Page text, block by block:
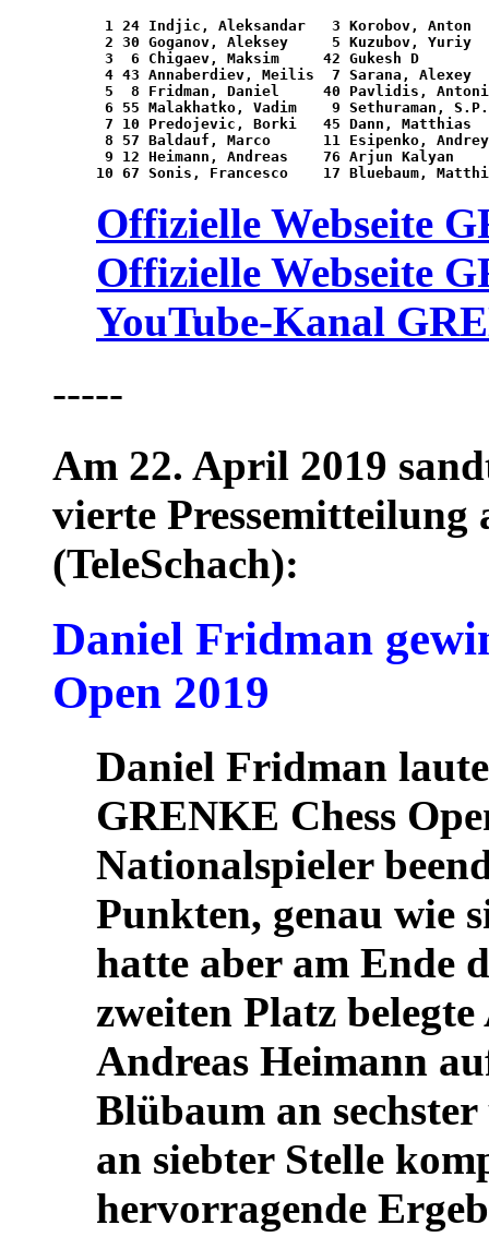
1 24 Indjic, Aleksandar   3 Korobov, Anton 	-
2 30 Goganov, Aleksey 	   5 Kuzubov, Yuriy 	-
3  6 Chigaev, Maksim 	  42 Gukesh D 		-
4 43 Annaberdiev, Meilis  7 Sarana, Alexey 	-
5  8 Fridman, Daniel     40 Pavlidis,
6 55 Malakhatko, Vadim    9 Sethuraman, S.P.
7 10 Predojevic, Borki   45 Dann, Matthias 	-
8 57 Baldauf, Marco      11 Esipenko, Andrey
9 12 Heimann, Andreas 	  76 Arjun Kalyan 	-
Offizielle Webseite
Offizielle Webseite
YouTube-Kanal
-----
Am 22. April 2019
vierte
(TeleSchach):
Daniel Fridman
Open 2019
Daniel Fridman
GRENKE Chess
Nationalspieler
Punkten, genau wie
hatte aber am Ende
zweiten Platz
Andreas Heimann
Blübaum an
an siebter Stelle
hervorragende